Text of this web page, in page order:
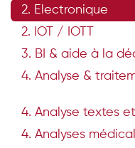
2. Electronique
2. IOT / IOTT
3. BI & aide à la
4. Analyse &
4. Analyse textes
4. Analyses